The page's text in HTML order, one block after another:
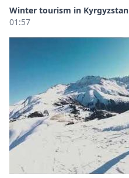
Winter tourism in Kyrgyzstan
01:57